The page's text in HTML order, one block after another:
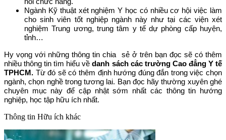
Ngành Kỹ thuật xét nghiệm Y học có nhiều cơ hội việc làm
cho sinh viên tốt nghiệp ngành này như tại các viện xét
nghiệm Trung ương, trung tâm y tế dự phòng cấp huyện,
tỉnh…
Hy vọng với những thông tin chia sẻ ở trên bạn đọc sẽ có thêm
nhiều thông tin tìm hiểu vềdanh sách các trường Cao đẳng Y tế
TPHCM. Từ đó sẽ có thêm định hướng đúng đắn trong việc chọn
ngành, chọn nghề trong tương lai. Bạn đọc hãy thường xuyên ghé
chuyên mục này để cập nhật sớm nhất các thông tin hướng
nghiệp, học tập hữu ích nhất.
Thông tin Hữu ích khác